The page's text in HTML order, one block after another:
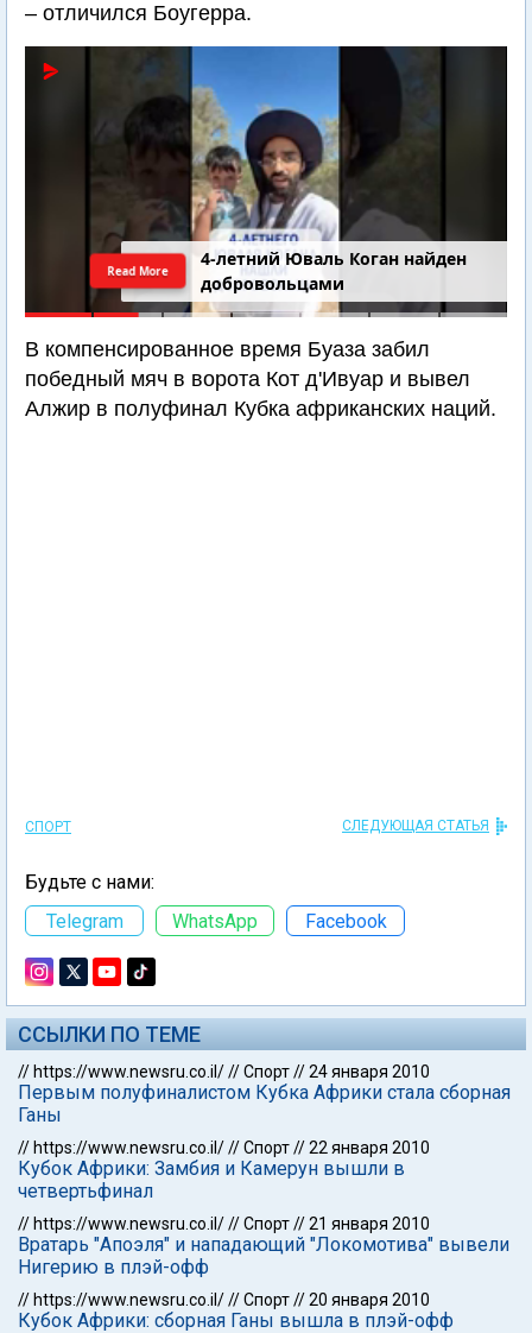
– отличился Боугерра.
4-летний Юваль Коган найден
добровольцами
Read More
В компенсированное время Буаза забил
победный мяч в ворота Кот д'Ивуар и вывел
Алжир в полуфинал Кубка африканских наций.
СПОРТ СЛЕДУЮЩАЯ СТАТЬЯ
Будьте с нами:
Telegram
WhatsApp Facebook
ССЫЛКИ ПО ТЕМЕ
// https://www.newsru.co.il///Спорт//24 января 2010
Первым полуфиналистом Кубка Африки стала сборная
Ганы
// https://www.newsru.co.il///Спорт//22 января 2010
Кубок Африки: Замбия и Камерун вышли в
четвертьфинал
// https://www.newsru.co.il///Спорт//21 января 2010
Вратарь "Апоэля" и нападающий "Локомотива" вывели
Нигерию в плэй-офф
// https://www.newsru.co.il///Спорт//20 января 2010
Кубок Африки: сборная Ганы вышла в плэй-офф